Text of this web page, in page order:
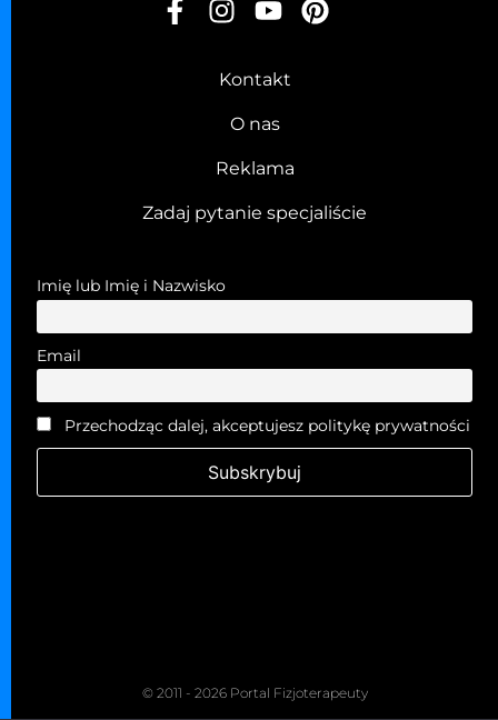
Kontakt
O nas
Reklama
Zadaj pytanie specjaliście
Imię lub Imię i Nazwisko
Email
Przechodząc dalej, akceptujesz politykę prywatności
© 2011 - 2026 Portal Fizjoterapeuty